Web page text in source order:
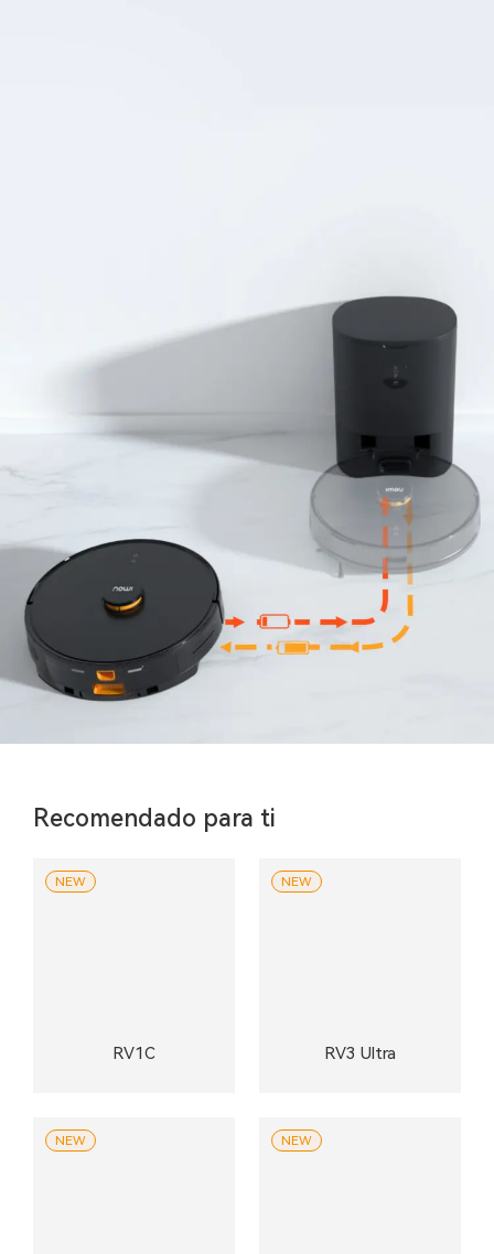
Recomendado para ti
RV1C
NEW
RV3 Ultra
NEW
NEW NEW